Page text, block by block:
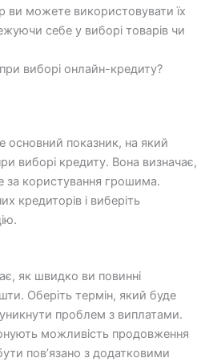
ви можете використовувати їх
себе у виборі товарів чи
виборі онлайн-кредиту?
основний показник, на який
виборі кредиту. Вона визначає,
за користування грошима.
кредиторів і виберіть
як швидко ви повинні
Оберіть термін, який буде
проблем з виплатами.
можливість продовження
пов’язано з додатковими